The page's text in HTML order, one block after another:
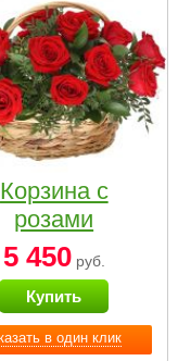
в один клик
Корзина с
розами
«Красный
Париж»
5 450руб.
Купить